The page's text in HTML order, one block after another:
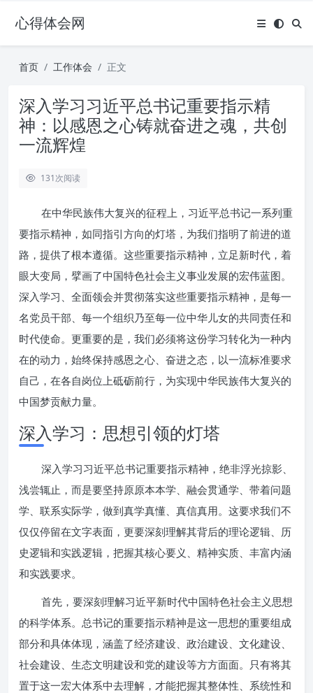
心得体会网
首页 工作体会 正文
深入学习习近平总书记重要指示精
神：以感恩之心铸就奋进之魂，共创
一流辉煌
131次阅读
在中华民族伟大复兴的征程上，习近平总书记一系列重
要指示精神，如同指引方向的灯塔，为我们指明了前进的道
路，提供了根本遵循。这些重要指示精神，立足新时代，着
眼大变局，擘画了中国特色社会主义事业发展的宏伟蓝图。
深入学习、全面领会并贯彻落实这些重要指示精神，是每一
名党员干部、每一个组织乃至每一位中华儿女的共同责任和
时代使命。更重要的是，我们必须将这份学习转化为一种内
在的动力，始终保持感恩之心、奋进之态，以一流标准要求
自己，在各自岗位上砥砺前行，为实现中华民族伟大复兴的
中国梦贡献力量。
深入学习：思想引领的灯塔
深入学习习近平总书记重要指示精神，绝非浮光掠影、
浅尝辄止，而是要坚持原原本本学、融会贯通学、带着问题
学、联系实际学，做到真学真懂、真信真用。这要求我们不
仅仅停留在文字表面，更要深刻理解其背后的理论逻辑、历
史逻辑和实践逻辑，把握其核心要义、精神实质、丰富内涵
和实践要求。
首先，要深刻理解习近平新时代中国特色社会主义思想
的科学体系。总书记的重要指示精神是这一思想的重要组成
部分和具体体现，涵盖了经济建设、政治建设、文化建设、
社会建设、生态文明建设和党的建设等方方面面。只有将其
置于这一宏大体系中去理解，才能把握其整体性、系统性和